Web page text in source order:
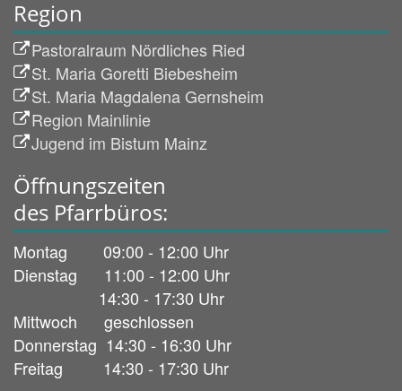
Region
Pastoralraum Nördliches Ried
St. Maria Goretti Biebesheim
St. Maria Magdalena Gernsheim
Region Mainlinie
Jugend im Bistum Mainz
Öffnungszeiten
des Pfarrbüros:
Montag 09:00 - 12:00 Uhr
Dienstag 11:00 - 12:00 Uhr
14:30 - 17:30 Uhr
Mittwoch geschlossen
Donnerstag 14:30 - 16:30 Uhr
Freitag 14:30 - 17:30 Uhr